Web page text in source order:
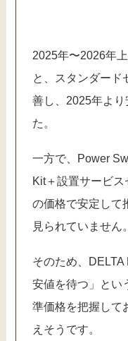
2025年〜2026年
と、スタンダード
善し、2025年よ
た。
一方で、Power
Kit＋設置サービ
の価格で安定して
見られていません。
そのため、
安値を待つ」とい
準価格を把握して
えそうです。